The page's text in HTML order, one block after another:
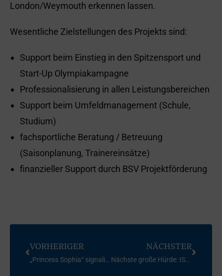
London/Weymouth erkennen lassen.
Wesentliche Zielstellungen des Projekts sind:
Support beim Einstieg in den Spitzensport und
Start-Up Olympiakampagne
Professionalisierung in allen Leistungsbereichen
Support beim Umfeldmanagement (Schule,
Studium)
fachsportliche Beratung / Betreuung
(Saisonplanung, Trainereinsätze)
finanzieller Support durch BSV Projektförderung
VORHERIGER
„Princess Sophia“ signalisiert Saisonsstart
NÄCHSTER
Nächste große Hürde: ISAF World Cup, Hyeres